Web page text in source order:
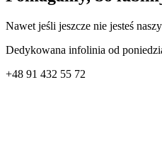
Nawet jeśli jeszcze nie jesteś
Dedykowana infolinia od
+48 91 432 55 72